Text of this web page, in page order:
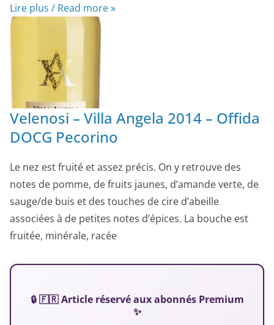
Lire plus / Read more »
Velenosi – Villa Angela 2014 – Offida
DOCG Pecorino
Le nez est fruité et assez précis. On y retrouve des
notes de pomme, de fruits jaunes, d’amande verte, de
sauge/de buis et des touches de cire d’abeille
associées à de petites notes d’épices. La bouche est
fruitée, minérale, racée
🔒 🇫🇷 Article réservé aux abonnés Premium
✨